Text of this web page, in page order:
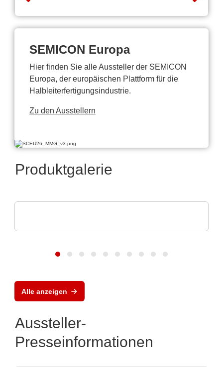
SEMICON Europa
Hier finden Sie alle Aussteller der SEMICON
Europa, der europäischen Plattform für die
Halbleiterfertigungsindustrie.
Zu den Ausstellern
Produktgalerie
Alle anzeigen
Aussteller-
Presseinformationen